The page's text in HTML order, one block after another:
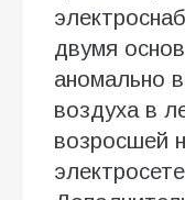
двумя
аномально
воздуха в
возросшей